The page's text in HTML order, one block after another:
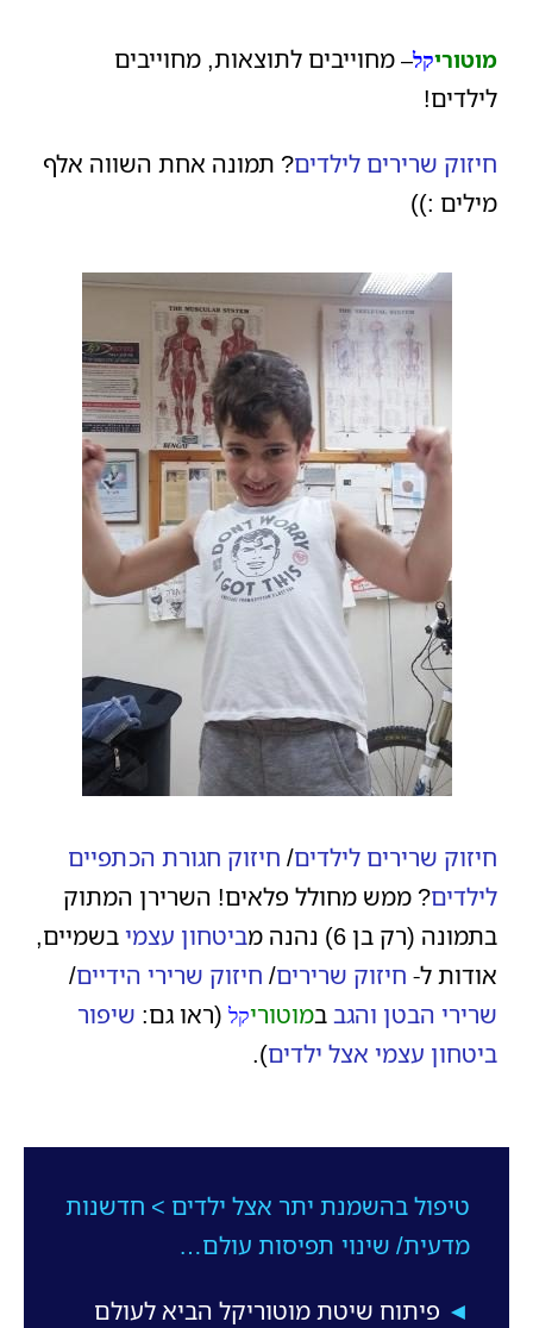
מוטוריקל– מחוייבים לתוצאות, מחוייבים
לילדים!
חיזוק שרירים לילדים? תמונה אחת השווה אלף
מילים :))
חיזוק שרירים לילדים/ חיזוק חגורת הכתפיים
לילדים? ממש מחולל פלאים! השרירן המתוק
בתמונה (רק בן 6) נהנה מ
ביטחון עצמי בשמיים,
אודות ל- חיזוק שרירים/ חיזוק שרירי הידיים/
שרירי הבטן והגבבמוטוריקל (ראו גם: שיפור
ביטחון עצמי אצל ילדים).
טיפול בהשמנת יתר אצל ילדים > חדשנות
מדעית/ שינוי תפיסות עולם…
◄ פיתוח שיטת מוטוריקל הביא לעולם